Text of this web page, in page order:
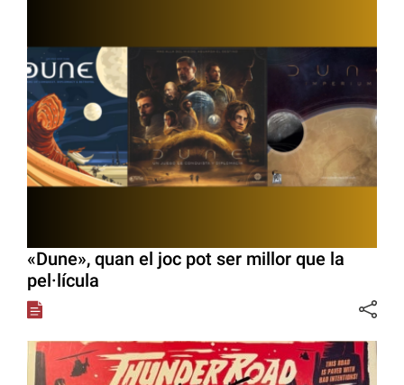
«Dune», quan el joc pot ser millor que la
pel·lícula